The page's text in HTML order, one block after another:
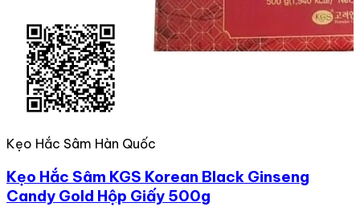
Kẹo Hắc Sâm Hàn Quốc
Kẹo Hắc Sâm KGS Korean Black Ginseng
Candy Gold Hộp Giấy 500g